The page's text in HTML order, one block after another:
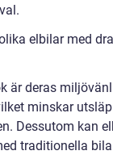
elbilar med
är deras
minskar
Dessutom kan
traditionella